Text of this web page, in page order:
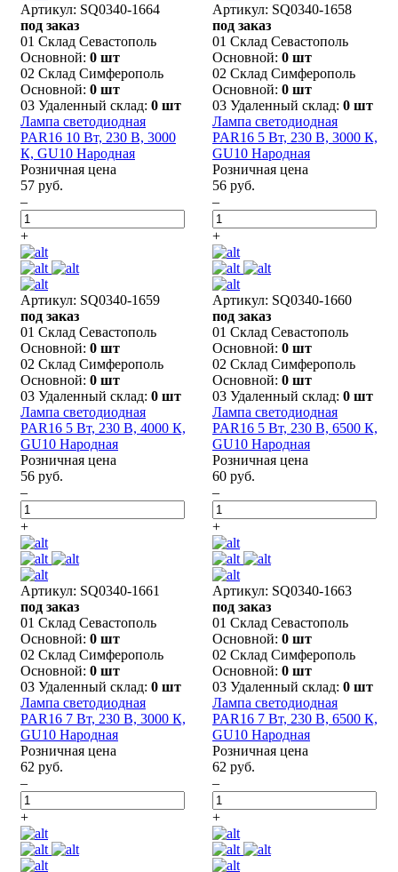
Артикул: SQ0340-1664
под заказ
01 Склад Севастополь
Основной: 0 шт
02 Склад Симферополь
Основной: 0 шт
03 Удаленный склад: 0 шт
Лампа светодиодная
PAR16 10 Вт, 230 В, 3000
К, GU10 Народная
Розничная цена
57 руб.
–
+
Артикул: SQ0340-1658
под заказ
01 Склад Севастополь
Основной: 0 шт
02 Склад Симферополь
Основной: 0 шт
03 Удаленный склад: 0 шт
Лампа светодиодная
PAR16 5 Вт, 230 В, 3000 К,
GU10 Народная
Розничная цена
56 руб.
–
+
Артикул: SQ0340-1659
под заказ
01 Склад Севастополь
Основной: 0 шт
02 Склад Симферополь
Основной: 0 шт
03 Удаленный склад: 0 шт
Лампа светодиодная
PAR16 5 Вт, 230 В, 4000 К,
GU10 Народная
Розничная цена
56 руб.
–
+
Артикул: SQ0340-1660
под заказ
01 Склад Севастополь
Основной: 0 шт
02 Склад Симферополь
Основной: 0 шт
03 Удаленный склад: 0 шт
Лампа светодиодная
PAR16 5 Вт, 230 В, 6500 К,
GU10 Народная
Розничная цена
60 руб.
–
+
Артикул: SQ0340-1661
под заказ
01 Склад Севастополь
Основной: 0 шт
02 Склад Симферополь
Основной: 0 шт
03 Удаленный склад: 0 шт
Лампа светодиодная
PAR16 7 Вт, 230 В, 3000 К,
GU10 Народная
Розничная цена
62 руб.
–
+
Артикул: SQ0340-1663
под заказ
01 Склад Севастополь
Основной: 0 шт
02 Склад Симферополь
Основной: 0 шт
03 Удаленный склад: 0 шт
Лампа светодиодная
PAR16 7 Вт, 230 В, 6500 К,
GU10 Народная
Розничная цена
62 руб.
–
+